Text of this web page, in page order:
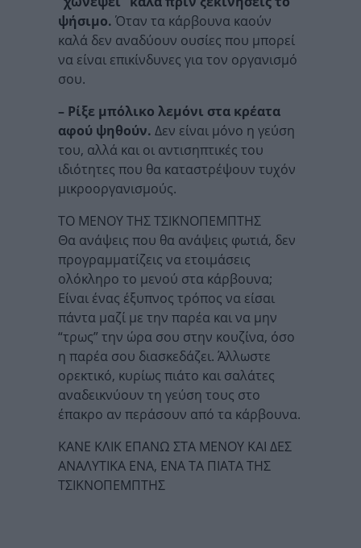
ψήσιμο. Όταν τα κάρβουνα καούν
καλά δεν αναδύουν ουσίες που μπορεί
να είναι επικίνδυνες για τον οργανισμό
σου.
– Ρίξε μπόλικο λεμόνι στα κρέατα
αφού ψηθούν. Δεν είναι μόνο η γεύση
του, αλλά και οι αντισηπτικές του
ιδιότητες που θα καταστρέψουν τυχόν
μικροοργανισμούς.
ΤΟ ΜΕΝΟΥ ΤΗΣ ΤΣΙΚΝΟΠΕΜΠΤΗΣ
Θα ανάψεις που θα ανάψεις φωτιά, δεν
προγραμματίζεις να ετοιμάσεις
ολόκληρο το μενού στα κάρβουνα;
Είναι ένας έξυπνος τρόπος να είσαι
πάντα μαζί με την παρέα και να μην
“τρως” την ώρα σου στην κουζίνα, όσο
η παρέα σου διασκεδάζει. Άλλωστε
ορεκτικό, κυρίως πιάτο και σαλάτες
αναδεικνύουν τη γεύση τους στο
έπακρο αν περάσουν από τα κάρβουνα.
ΚΑΝΕ ΚΛΙΚ ΕΠΑΝΩ ΣΤΑ ΜΕΝΟΥ ΚΑΙ ΔΕΣ
ΑΝΑΛΥΤΙΚΑ ΕΝΑ, ΕΝΑ ΤΑ ΠΙΑΤΑ ΤΗΣ
ΤΣΙΚΝΟΠΕΜΠΤΗΣ